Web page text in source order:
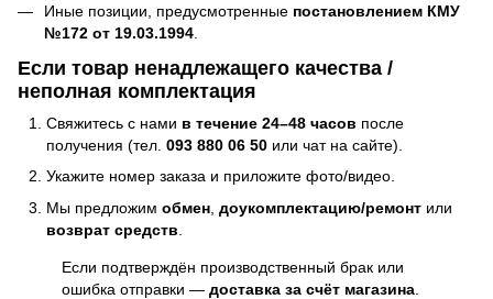
Иные позиции, предусмотренные постановлением КМУ
№172 от 19.03.1994.
Если товар ненадлежащего качества /
неполная комплектация
Свяжитесь с нами в течение 24–48 часов после
получения (тел. 093 880 06 50 или чат на сайте).
Укажите номер заказа и приложите фото/видео.
Мы предложим обмен доукомплектацию/ремонт или
возврат средств
Если подтверждён производственный брак или
ошибка отправки — доставка за счёт магазина